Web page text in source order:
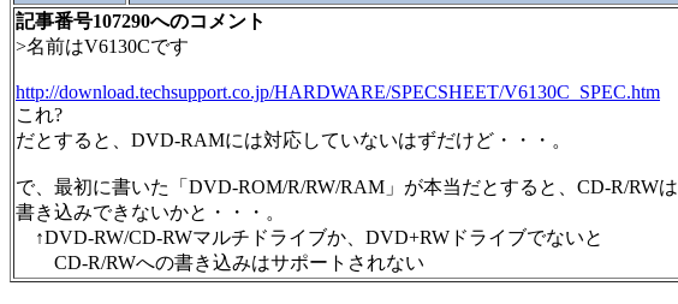
記事番号107290へのコメント
>名前はV6130Cです
http://download.techsupport.co.jp/HARDWARE/SPECSHEET/V6130C_SPEC.htm
これ?
だとすると、DVD-RAMには対応していないはずだけど・・・。
で、最初に書いた「DVD-ROM/R/RW/RAM」が本当だとすると、CD-R/RWは
書き込みできないかと・・・。
↑DVD-RW/CD-RWマルチドライブか、DVD+RWドライブでないと
CD-R/RWへの書き込みはサポートされない